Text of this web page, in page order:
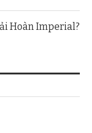
Hoàn Imperial?